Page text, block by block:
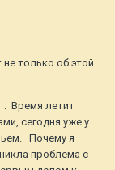
только об этой
. Время летит
сегодня уже у
Почему я
проблема с